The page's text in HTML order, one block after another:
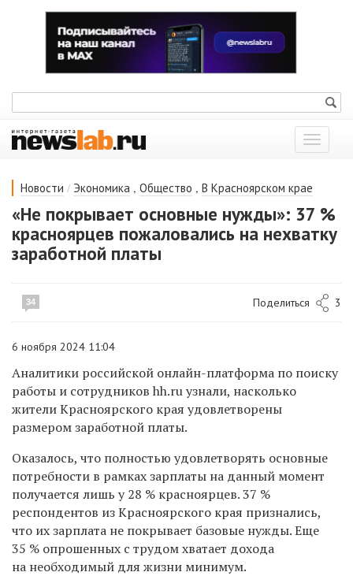
Показать
меню
Новости / Экономика , Общество , В Красноярском крае
«Не покрывает основные нужды»: 37 %
красноярцев пожаловались на нехватку
заработной платы
34 Поделиться 3
6 ноября 2024 11:04
Аналитики российской онлайн-платформа по поиску
работы и сотрудников hh.ru узнали, насколько
жители Красноярского края удовлетворены
размером заработной платы.
Оказалось, что полностью удовлетворять основные
потребности в рамках зарплаты на данный момент
получается лишь у 28 % красноярцев. 37 %
респондентов из Красноярского края признались,
что их зарплата не покрывает базовые нужды. Еще
35 % опрошенных с трудом хватает дохода
на необходимый для жизни минимум.